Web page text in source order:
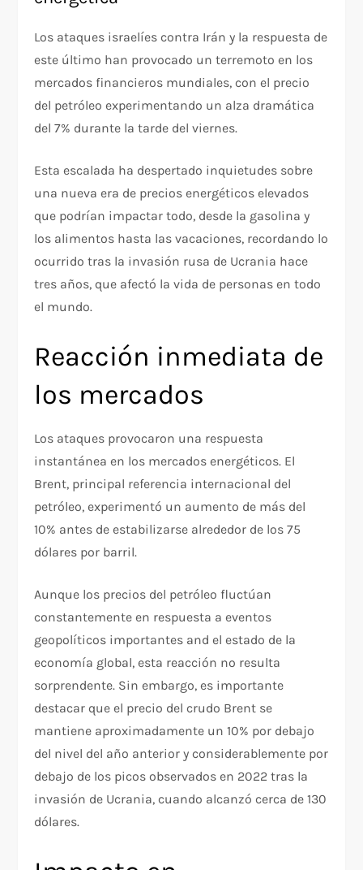
Los ataques israelíes contra Irán y la respuesta de
este último han provocado un terremoto en los
mercados financieros mundiales, con el precio
del petróleo experimentando un alza dramática
del 7% durante la tarde del viernes.
Esta escalada ha despertado inquietudes sobre
una nueva era de precios energéticos elevados
que podrían impactar todo, desde la gasolina y
los alimentos hasta las vacaciones, recordando lo
ocurrido tras la invasión rusa de Ucrania hace
tres años, que afectó la vida de personas en todo
el mundo.
Reacción inmediata de
los mercados
Los ataques provocaron una respuesta
instantánea en los mercados energéticos. El
Brent, principal referencia internacional del
petróleo, experimentó un aumento de más del
10% antes de estabilizarse alrededor de los 75
dólares por barril.
Aunque los precios del petróleo fluctúan
constantemente en respuesta a eventos
geopolíticos importantes and el estado de la
economía global, esta reacción no resulta
sorprendente. Sin embargo, es importante
destacar que el precio del crudo Brent se
mantiene aproximadamente un 10% por debajo
del nivel del año anterior y considerablemente por
debajo de los picos observados en 2022 tras la
invasión de Ucrania, cuando alcanzó cerca de 130
dólares.